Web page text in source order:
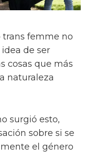
trans femme no
de ser
cosas que más
naturaleza
surgió esto,
sobre si se
el género